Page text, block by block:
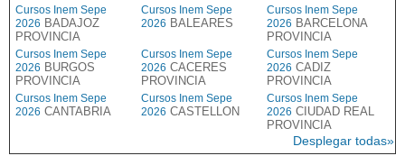
Cursos Inem Sepe
2026 BADAJOZ
PROVINCIA
Cursos Inem Sepe
2026 BALEARES
Cursos Inem Sepe
2026 BARCELONA
PROVINCIA
Cursos Inem Sepe
2026 BURGOS
PROVINCIA
Cursos Inem Sepe
2026 CACERES
PROVINCIA
Cursos Inem Sepe
2026 CADIZ
PROVINCIA
Cursos Inem Sepe
2026 CANTABRIA
Cursos Inem Sepe
2026 CASTELLON
Cursos Inem Sepe
2026 CIUDAD REAL
PROVINCIA
Desplegar todas»